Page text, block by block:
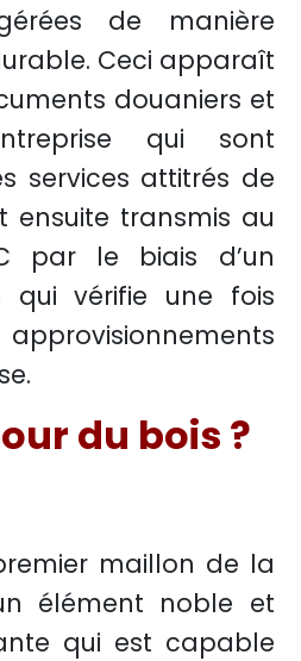
de manière
Ceci apparaît
douaniers et
qui sont
services attitrés de
ensuite transmis au
par le biais d’un
qui vérifie une fois
du bois ?
maillon de la
élément noble et
qui est capable